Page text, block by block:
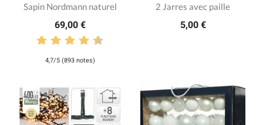
Sapin Nordmann naturel
69,00 €
4,7/5 (893 notes)
2 Jarres avec paille
5,00 €